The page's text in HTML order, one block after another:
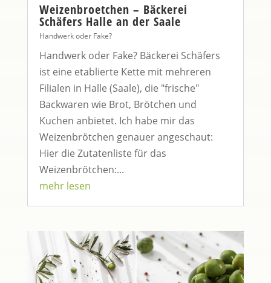
Weizenbroetchen – Bäckerei
Schäfers Halle an der Saale
Handwerk oder Fake?
Handwerk oder Fake? Bäckerei Schäfers
ist eine etablierte Kette mit mehreren
Filialen in Halle (Saale), die "frische"
Backwaren wie Brot, Brötchen und
Kuchen anbietet. Ich habe mir das
Weizenbrötchen genauer angeschaut:
Hier die Zutatenliste für das
Weizenbrötchen:...
mehr lesen